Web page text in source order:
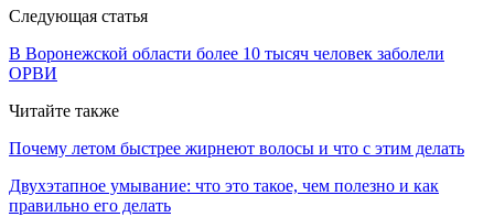
Следующая статья
В Воронежской области более 10 тысяч человек заболели
ОРВИ
Читайте также
Почему летом быстрее жирнеют волосы и что с этим делать
Двухэтапное умывание: что это такое, чем полезно и как
правильно его делать